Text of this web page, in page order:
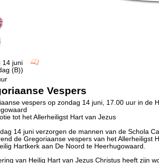
14 juni
(B))
Vespers
vespers op zondag 14 juni, 17.00 uur in de
tot het Allerheiligst Hart van Jezus
14 juni verzorgen de mannen van de Schola
de Gregoriaanse vespers van het Allerheiligst
Hartkerk aan De Noord te Heerhugowaard.
van Heilig Hart van Jezus Christus heeft zijn